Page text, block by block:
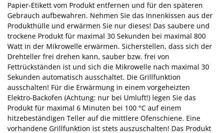
Papier-Etikett vom Produkt entfernen und für den späteren
Gebrauch aufbewahren. Nehmen Sie das Innenkissen aus der
Produkthülle und erwärmen Sie nur dieses! Das saubere und
trockene Produkt für maximal 30 Sekunden bei maximal 800
Watt in der Mikrowelle erwärmen. Sicherstellen, dass sich der
Drehteller frei drehen kann, sauber bzw. frei von
Fettrückständen ist und sich die Mikrowelle nach maximal 30
Sekunden automatisch ausschaltet. Die Grillfunktion
ausschalten! Für die Erwärmung in einem vorgeheizten
Elektro-Backofen (Achtung: nur bei Umluft!) legen Sie das
Produkt für maximal 6 Minuten bei 100 °C auf einem
hitzebeständigen Teller auf die mittlere Ofenschiene. Eine
vorhandene Grillfunktion ist stets auszuschalten! Das Produkt